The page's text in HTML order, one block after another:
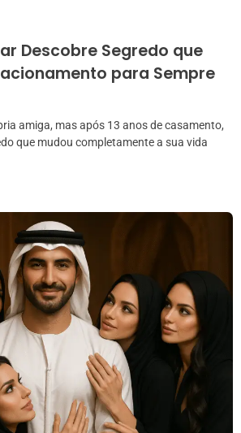
Descobre Segredo que
para Sempre
amiga, mas após 13 anos de casamento,
que mudou completamente a sua vida